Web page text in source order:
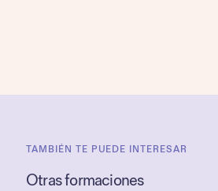
TAMBIÉN TE PUEDE INTERESAR
Otras formaciones